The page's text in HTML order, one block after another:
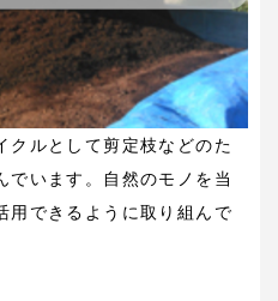
クルとして剪定枝などのた
でいます。自然のモノを当
用できるように取り組んで